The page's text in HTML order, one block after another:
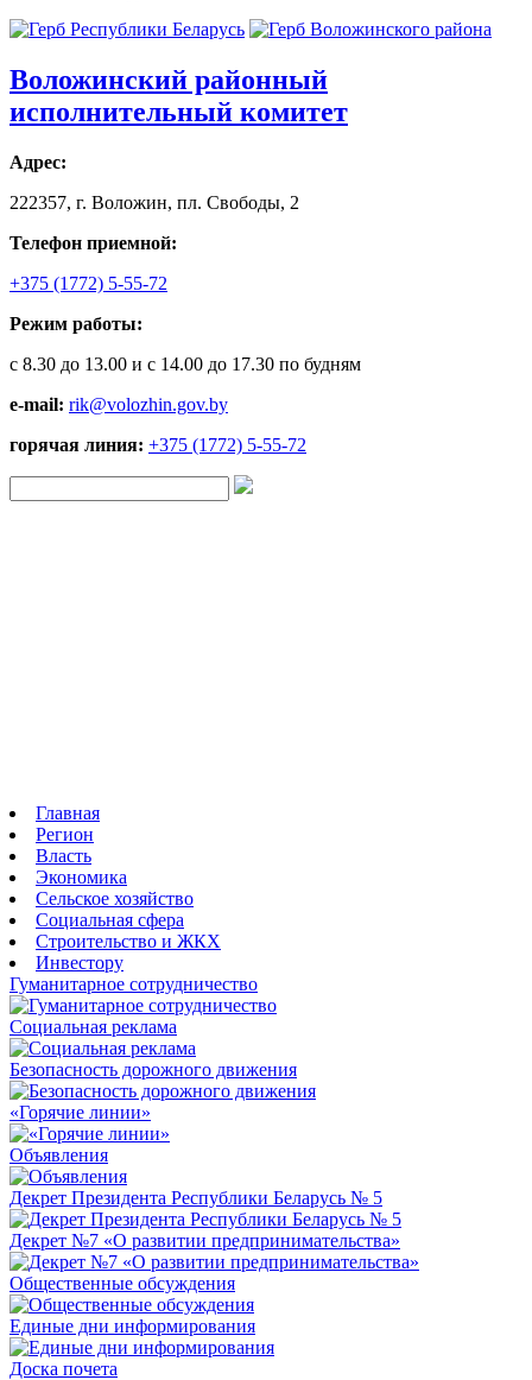
Воложинский районный
исполнительный комитет
Адрес:
222357, г. Воложин, пл. Свободы, 2
Телефон приемной:
+375 (1772) 5-55-72
Режим работы:
с 8.30 до 13.00 и с 14.00 до 17.30 по будням
e-mail: rik@volozhin.gov.by
горячая линия: +375 (1772) 5-55-72
Главная
Регион
Власть
Экономика
Сельское хозяйство
Социальная сфера
Строительство и ЖКХ
Инвестору
Гуманитарное сотрудничество
Социальная реклама
Безопасность дорожного движения
«Горячие линии»
Объявления
Декрет Президента Республики Беларусь № 5
Декрет №7 «О развитии предпринимательства»
Общественные обсуждения
Единые дни информирования
Доска почета